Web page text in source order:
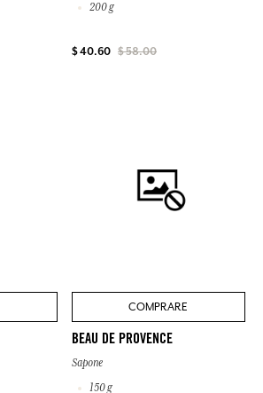
200 g
$ 40.60 $ 58.00
COMPRARE
BEAU DE PROVENCE
Sapone
150 g